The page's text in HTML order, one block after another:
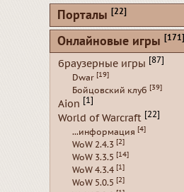
Порталы [22]
Онлайновые игры [171]
браузерные игры [87]
Dwar [19]
Бойцовский клуб [39]
Aion [1]
World of Warcraft [22]
...информация [4]
WoW 2.4.3 [2]
WoW 3.3.5 [14]
WoW 4.3.4 [1]
WoW 5.0.5 [2]